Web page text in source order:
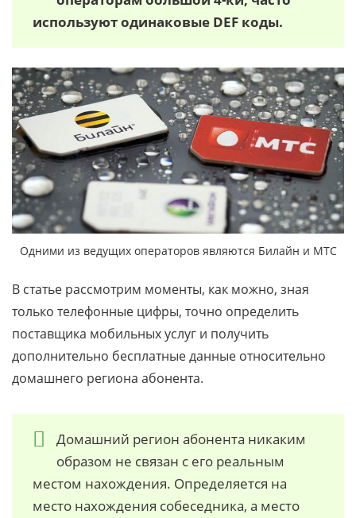
используют одинаковые DEF коды.
Одними из ведущих операторов являются Билайн и МТС
В статье рассмотрим моменты, как можно, зная
только телефонные цифры, точно определить
поставщика мобильных услуг и получить
дополнительно бесплатные данные относительно
домашнего региона абонента.
Домашний регион абонента никаким
образом не связан с его реальным
местом нахождения. Определяется на
место нахождения собеседника, а место